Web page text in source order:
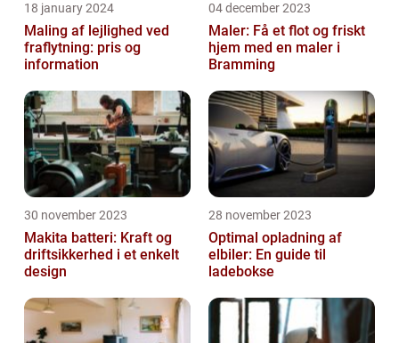
18 january 2024
Maling af lejlighed ved
fraflytning: pris og
information
04 december 2023
Maler: Få et flot og friskt
hjem med en maler i
Bramming
30 november 2023
Makita batteri: Kraft og
driftsikkerhed i et enkelt
design
28 november 2023
Optimal opladning af
elbiler: En guide til
ladebokse